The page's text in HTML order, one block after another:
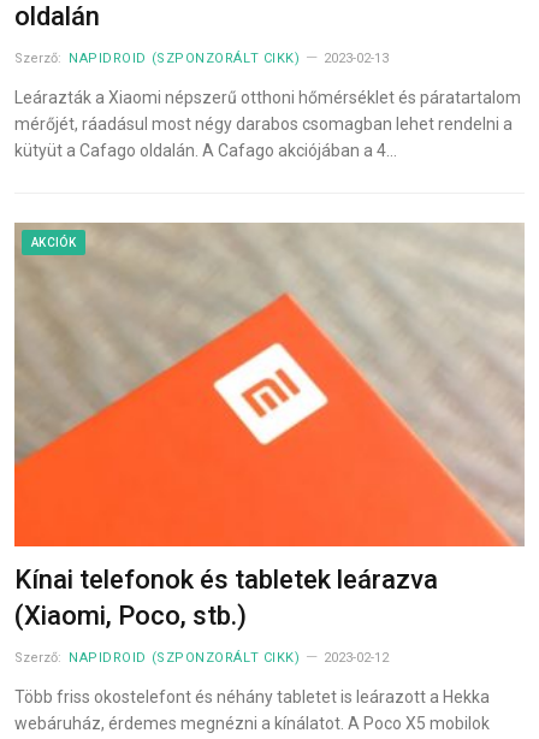
oldalán
Szerző: NAPIDROID (SZPONZORÁLT CIKK) 2023-02-13
Leárazták a Xiaomi népszerű otthoni hőmérséklet és páratartalom
mérőjét, ráadásul most négy darabos csomagban lehet rendelni a
kütyüt a Cafago oldalán. A Cafago akciójában a 4…
AKCIÓK
Kínai telefonok és tabletek leárazva
(Xiaomi, Poco, stb.)
Szerző: NAPIDROID (SZPONZORÁLT CIKK) 2023-02-12
Több friss okostelefont és néhány tabletet is leárazott a Hekka
webáruház, érdemes megnézni a kínálatot. A Poco X5 mobilok